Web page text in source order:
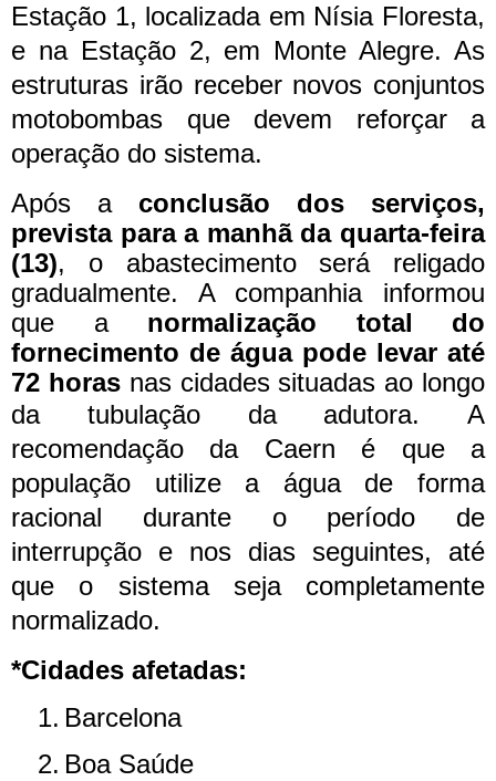
Estação 1, localizada em Nísia Floresta,
e na Estação 2, em Monte Alegre. As
estruturas irão receber novos conjuntos
motobombas que devem reforçar a
operação do sistema.
Após a conclusão dos serviços,
prevista para a manhã da quarta-feira
(13), o abastecimento será religado
gradualmente. A companhia informou
que a normalização total do
fornecimento de água pode levar até
72 horasnas cidades situadas ao longo
da tubulação da adutora. A
recomendação da Caern é que a
população utilize a água de forma
racional durante o período de
interrupção e nos dias seguintes, até
que o sistema seja completamente
normalizado.
*Cidades afetadas:
1. Barcelona
2. Boa Saúde